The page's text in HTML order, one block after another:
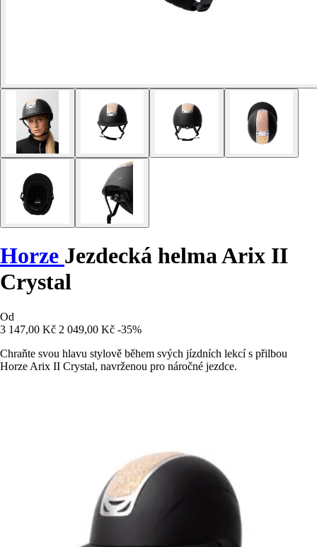
Horze Jezdecká helma Arix II
Crystal
Od
3 147,00 Kč 2 049,00 Kč -35%
Chraňte svou hlavu stylově během svých jízdních lekcí s přilbou
Horze Arix II Crystal, navrženou pro náročné jezdce.